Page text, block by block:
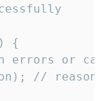
{
errors or
//